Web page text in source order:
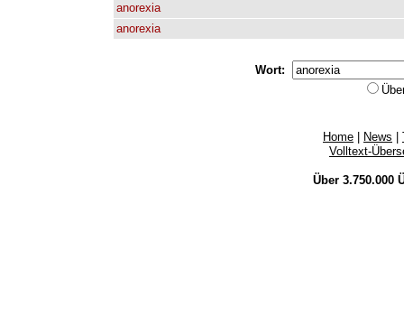
anorexia
anorexia
Wort:
Home News
Volltext-
Über 3.750.000